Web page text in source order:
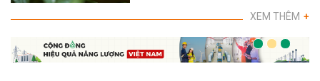
XEM THÊM +